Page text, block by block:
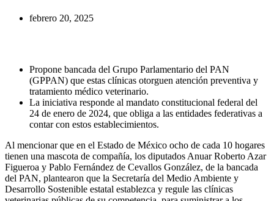
febrero 20, 2025
Propone bancada del Grupo Parlamentario del PAN
(GPPAN) que estas clínicas otorguen atención preventiva y
tratamiento médico veterinario.
La iniciativa responde al mandato constitucional federal del
24 de enero de 2024, que obliga a las entidades federativas a
contar con estos establecimientos.
Al mencionar que en el Estado de México ocho de cada 10 hogares
tienen una mascota de compañía, los diputados Anuar Roberto Azar
Figueroa y Pablo Fernández de Cevallos González, de la bancada
del PAN, plantearon que la Secretaría del Medio Ambiente y
Desarrollo Sostenible estatal establezca y regule las clínicas